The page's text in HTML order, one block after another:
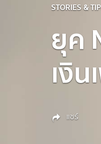
STORIES &
ยุค
เงิ
แชร์